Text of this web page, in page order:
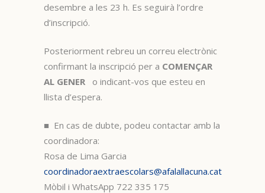
desembre a les 23 h. Es seguirà l’ordre
d’inscripció.
Posteriorment rebreu un correu electrònic
confirmant la inscripció per a COMENÇAR
AL GENER o indicant-vos que esteu en
llista d’espera.
■ En cas de dubte, podeu contactar amb la
coordinadora:
Rosa de Lima Garcia
coordinadoraextraescolars@afalallacuna.cat
Mòbil i WhatsApp 722 335 175